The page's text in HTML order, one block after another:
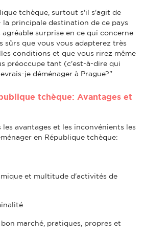
tchèque, surtout s'il s'agit de
la principale destination de ce pays
surprise en ce qui concerne
sûrs que vous vous adapterez très
conditions et que vous rirez même
préoccupe tant (c'est-à-dire qui
je déménager à Prague?"
tchèque: Avantages et
avantages et les inconvénients les
en République tchèque:
et multitude d'activités de
marché, pratiques, propres et